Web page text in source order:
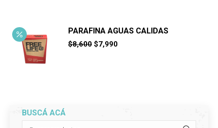
PARAFINA AGUAS CALIDAS
$8,600 El
$7,990El
BUSCÁ ACÁ